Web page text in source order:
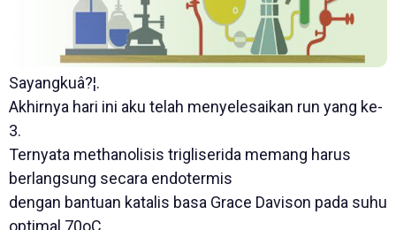
Sayangkuâ?¦.
Akhirnya hari ini aku telah menyelesaikan run yang ke-
3.
Ternyata methanolisis trigliserida memang harus
berlangsung secara endotermis
dengan bantuan katalis basa Grace Davison pada suhu
optimal 70oC.